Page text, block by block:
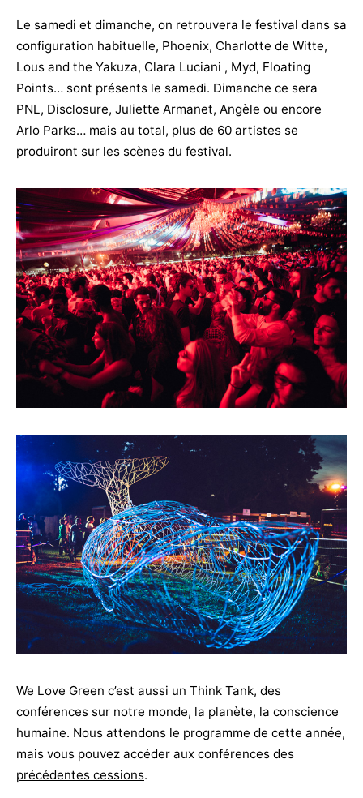
Le samedi et dimanche, on retrouvera le festival dans sa
configuration habituelle, Phoenix, Charlotte de Witte,
Lous and the Yakuza, Clara Luciani , Myd, Floating
Points… sont présents le samedi. Dimanche ce sera
PNL, Disclosure, Juliette Armanet, Angèle ou encore
Arlo Parks… mais au total, plus de 60 artistes se
produiront sur les scènes du festival.
We Love Green c’est aussi un Think Tank, des
conférences sur notre monde, la planète, la conscience
humaine. Nous attendons le programme de cette année,
mais vous pouvez accéder aux conférences des
précédentes cessions.